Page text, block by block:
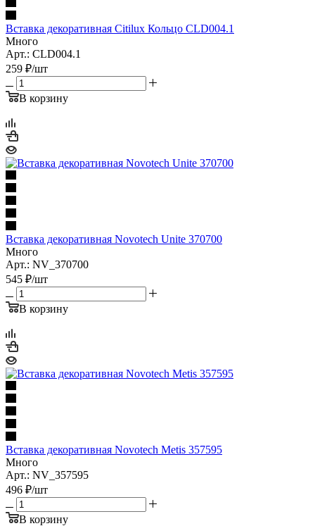
Вставка декоративная Citilux Кольцо CLD004.1
Много
Арт.: CLD004.1
259 ₽/шт
В корзину
Вставка декоративная Novotech Unite 370700
Много
Арт.: NV_370700
545 ₽/шт
В корзину
Вставка декоративная Novotech Metis 357595
Много
Арт.: NV_357595
496 ₽/шт
В корзину